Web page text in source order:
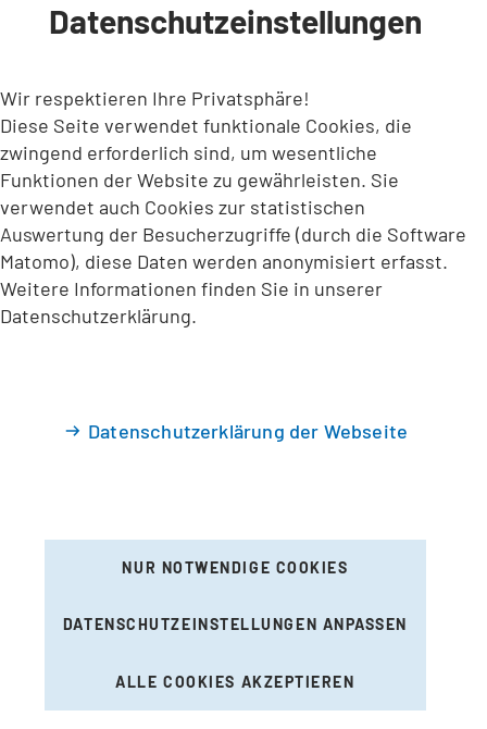
INHALT ANSPRINGEN
Datenschutzeinstellungen
Wir respektieren Ihre Privatsphäre!
Diese Seite verwendet funktionale Cookies, die
zwingend erforderlich sind, um wesentliche
Funktionen der Website zu gewährleisten. Sie
verwendet auch Cookies zur statistischen
Auswertung der Besucherzugriffe (durch die Software
Matomo), diese Daten werden anonymisiert erfasst.
Weitere Informationen finden Sie in unserer
Datenschutzerklärung.
Datenschutzerklärung der Webseite
NUR NOTWENDIGE COOKIES
DATENSCHUTZEINSTELLUNGEN ANPASSEN
ALLE COOKIES AKZEPTIEREN